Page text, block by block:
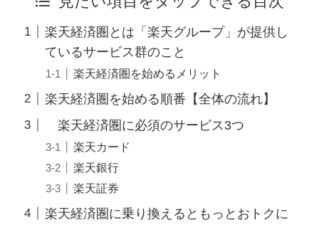
楽天経済圏とは「楽天グループ」が提供し
ているサービス群のこと
楽天経済圏を始めるメリット
楽天経済圏を始める順番【全体の流れ】
楽天経済圏に必須のサービス3つ
楽天カード
楽天銀行
楽天証券
楽天経済圏に乗り換えるともっとおトクに